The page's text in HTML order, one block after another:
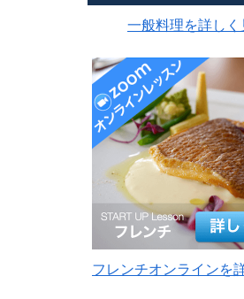
一般料理を詳しく
フレンチオンラインを